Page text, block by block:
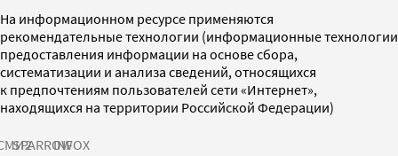
На информационном ресурсе применяются
рекомендательные технологии (информационные технологии
предоставления информации на основе сбора,
систематизации и анализа сведений, относящихся
к предпочтениям пользователей сети «Интернет»,
находящихся на территории Российской Федерации)
SPARROWINFOX